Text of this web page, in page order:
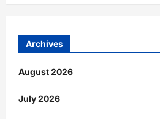
Archives
August 2026
July 2026